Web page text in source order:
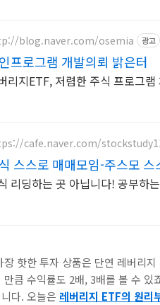
blog.naver.com/osemia 광고
프로그램 개발의뢰 밝은터
리지ETF, 저렴한 주식 프로그
cafe.naver.com/
스스로 매매모임-주스모
리딩하는 곳 아닙니다! 공부하
장 핫한 투자 상품은 단연 레버리
만큼 수익률도 2배, 3배를 볼 수
다. 오늘은 레버리지 ETF의 원리